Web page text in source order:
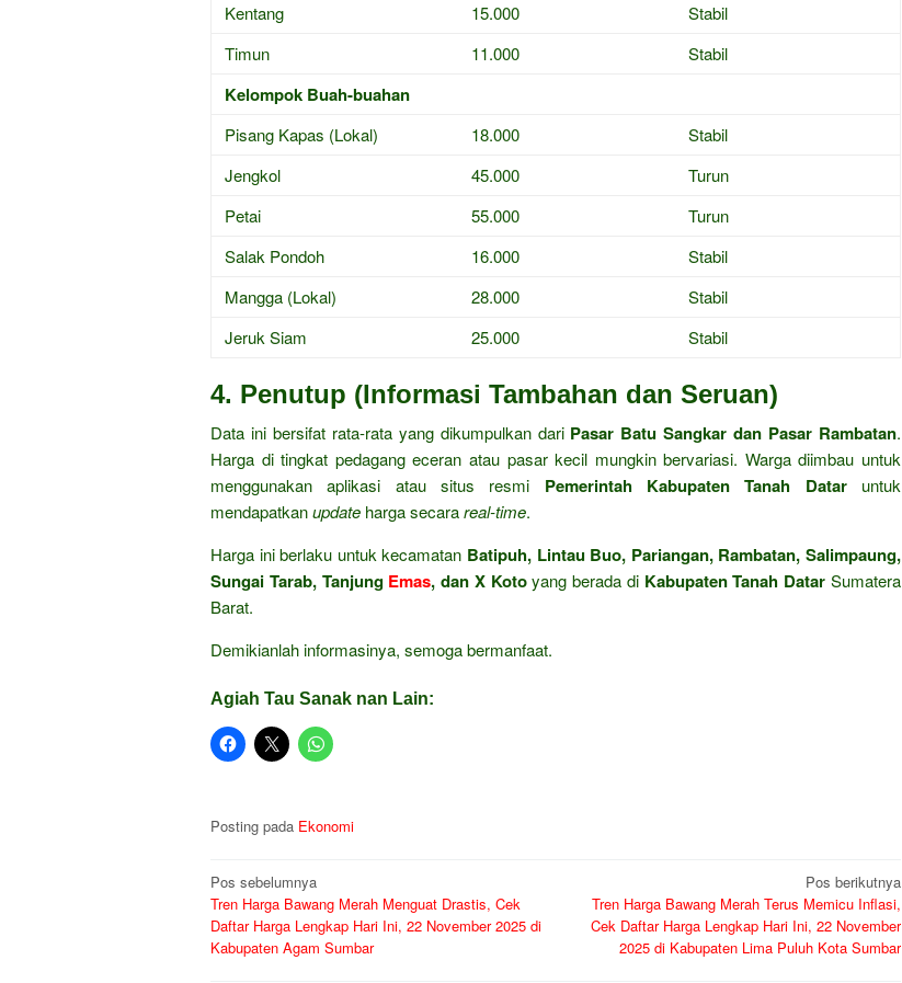
Kentang
15.000
Stabil
Timun
11.000 Stabil
Kelompok Buah-buahan
Pisang Kapas (Lokal) 18.000
Stabil
Jengkol
45.000
Turun
Petai
55.000
Turun
Salak Pondoh
16.000
Stabil
Mangga (Lokal)
28.000
Stabil
Jeruk Siam
25.000 Stabil
4. Penutup (Informasi Tambahan dan Seruan)
Data ini bersifat rata-rata yang dikumpulkan dari Pasar Batu Sangkar dan Pasar Rambatan.
Harga di tingkat pedagang eceran atau pasar kecil mungkin bervariasi. Warga diimbau untuk
menggunakan aplikasi atau situs resmi Pemerintah Kabupaten Tanah Dataruntuk
mendapatkanupdate harga secarareal-time.
Harga ini berlaku untuk kecamatan Batipuh, Lintau Buo, Pariangan, Rambatan, Salimpaung,
Sungai Tarab, Tanjung Emas, dan X Kotoyang berada di Kabupaten Tanah Datar Sumatera
Barat.
Demikianlah informasinya, semoga bermanfaat.
Agiah Tau Sanak nan Lain:
Posting pada Ekonomi
Navigasi
pos
Pos sebelumnya
Tren Harga Bawang Merah Menguat Drastis, Cek
Daftar Harga Lengkap Hari Ini, 22 November 2025 di
Kabupaten Agam Sumbar
Pos berikutnya
Tren Harga Bawang Merah Terus Memicu Inflasi,
Cek Daftar Harga Lengkap Hari Ini, 22 November
2025 di Kabupaten Lima Puluh Kota Sumbar